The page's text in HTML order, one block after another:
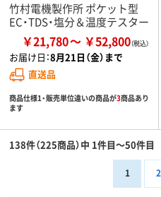
竹村電機製作所 ポケット型
EC・TDS・塩分＆温度テスター
￥21,780 ￥52,800
お届け日：8月21日（金）まで
直送品
商品仕様1・販売単位違いの商品が3商品あり
ます
138件（225商品）中 1件目～50件目
1 2